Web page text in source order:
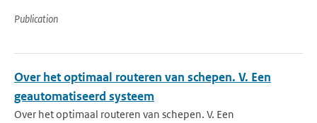
Publication
Over het optimaal routeren van schepen. V. Een
geautomatiseerd systeem
Over het optimaal routeren van schepen. V. Een